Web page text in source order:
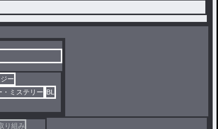
ー
・ミステリー BL
り組み